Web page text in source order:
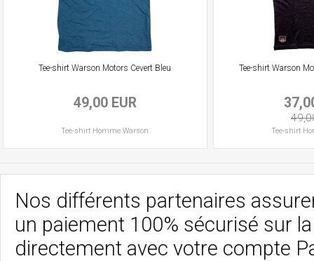
Tee-shirt Warson Motors Cevert Bleu
49,00 EUR
Tee-shirt Homme Warson
Tee-shirt Warson
Tee-shirt
Nos différents partenaires
un paiement 100% sécurisé sur
directement avec votre compte